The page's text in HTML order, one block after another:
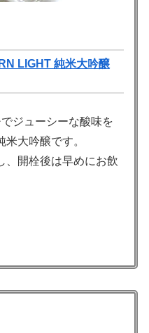
LIGHT 純米大吟醸
ジューシーな酸味を
大吟醸です。
、開栓後は早めにお飲